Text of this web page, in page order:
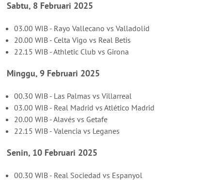
Sabtu, 8 Februari 2025
03.00 WIB - Rayo Vallecano vs Valladolid
20.00 WIB - Celta Vigo vs Real Betis
22.15 WIB - Athletic Club vs Girona
Minggu, 9 Februari 2025
00.30 WIB - Las Palmas vs Villarreal
03.00 WIB - Real Madrid vs Atlético Madrid
20.00 WIB - Alavés vs Getafe
22.15 WIB - Valencia vs Leganes
Senin, 10 Februari 2025
00.30 WIB - Real Sociedad vs Espanyol